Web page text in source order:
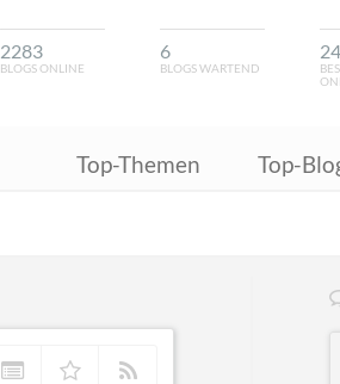
2283
BLOGS ONLINE
6
BLOGS WARTEND
24
Top-Themen Top-